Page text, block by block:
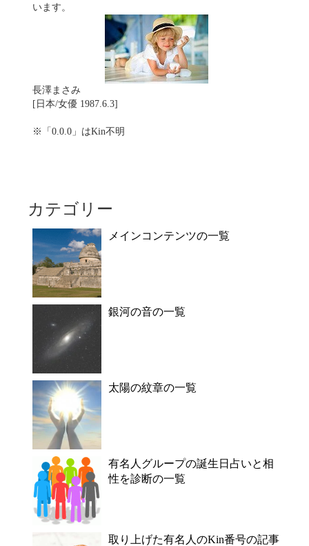
います。
長澤まさみ
[日本/女優 1987.6.3]
※「0.0.0」はKin不明
カテゴリー
メインコンテンツの一覧
銀河の音の一覧
太陽の紋章の一覧
有名人グループの誕生日占いと相
性を診断の一覧
取り上げた有名人のKin番号の記事